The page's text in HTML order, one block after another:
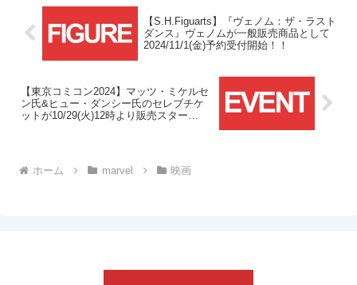
【S.H.Figuarts】『ヴェノム：ザ・ラスト
ダンス』ヴェノムが一般販売商品として
2024/11/1(金)予約受付開始！！
【東京コミコン2024】マッツ・ミケルセ
ン氏&ヒュー・ダンシー氏のセレブチケ
ットが10/29(火)12時より販売スター
ホーム marvel 映画